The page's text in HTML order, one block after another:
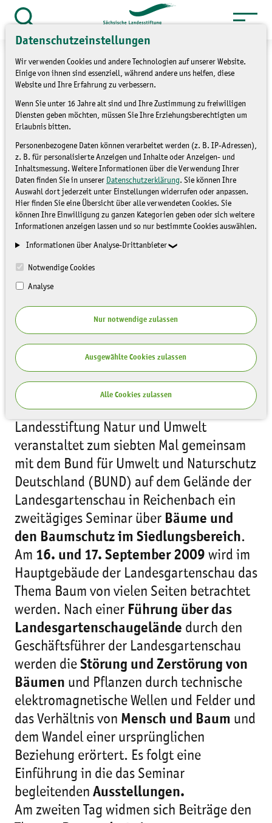
Datenschutzeinstellungen
Wir verwenden Cookies und andere Technologien auf unserer Website.
Einige von ihnen sind essenziell, während andere uns helfen, diese
Website und Ihre Erfahrung zu verbessern.
Wenn Sie unter 16 Jahre alt sind und Ihre Zustimmung zu freiwilligen
Diensten geben möchten, müssen Sie Ihre Erziehungsberechtigten um
Erlaubnis bitten.
Personenbezogene Daten können verarbeitet werden (z. B. IP-Adressen),
z. B. für personalisierte Anzeigen und Inhalte oder Anzeigen- und
Inhaltsmessung. Weitere Informationen über die Verwendung Ihrer
Daten finden Sie in unserer Datenschutzerklärung. Sie können Ihre
Auswahl dort jederzeit unter Einstellungen widerrufen oder anpassen.
Hier finden Sie eine Übersicht über alle verwendeten Cookies. Sie
können Ihre Einwilligung zu ganzen Kategorien geben oder sich weitere
Informationen anzeigen lassen und so nur bestimmte Cookies auswählen.
Informationen über Analyse-Drittanbieter
Notwendige Cookies
Analyse
Nur notwendige zulassen
Ausgewählte Cookies zulassen
Alle Cookies zulassen
Zum
Inhalt
springen
öffnen
Service » Presse und Medien
» Pressemitteilungen
Baumschutz im
Siedlungsbereich
PRESSEMITTEILUNGEN
Die Akademie der Sächsischen
Landesstiftung Natur und Umwelt
veranstaltet zum siebten Mal gemeinsam
mit dem Bund für Umwelt und Naturschutz
Deutschland (BUND) auf dem Gelände der
Landesgartenschau in Reichenbach ein
zweitägiges Seminar über Bäume und
den Baumschutz im Siedlungsbereich.
Am 16. und 17. September 2009 wird im
Hauptgebäude der Landesgartenschau das
Thema Baum von vielen Seiten betrachtet
werden. Nach einer Führung über das
Landesgartenschaugelände durch den
Geschäftsführer der Landesgartenschau
werden die Störung und Zerstörung von
Bäumen und Pflanzen durch technische
elektromagnetische Wellen und Felder und
das Verhältnis von Mensch und Baum und
dem Wandel einer ursprünglichen
Beziehung erörtert. Es folgt eine
Einführung in die das Seminar
begleitenden Ausstellungen.
Am zweiten Tag widmen sich Beiträge den